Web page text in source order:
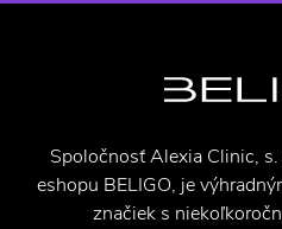
Spoločnosť Alexia Clinic,
eshopu BELIGO, je
značiek s